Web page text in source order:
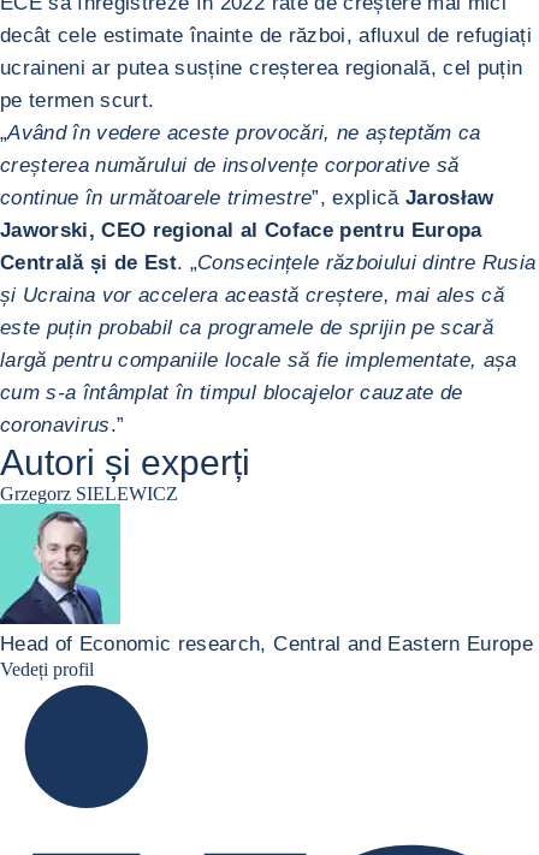
decât cele estimate înainte de război, afluxul de refugiați
ucraineni ar putea susține creșterea regională, cel puțin
pe termen scurt.
„Având în vedere aceste provocări, ne așteptăm ca
creșterea numărului de insolvențe corporative să
continue în următoarele trimestre”, explică Jarosław
Jaworski, CEO regional al Coface pentru Europa
Centrală și de Est. „Consecințele războiului dintre Rusia
și Ucraina vor accelera această creștere, mai ales că
este puțin probabil ca programele de sprijin pe scară
largă pentru companiile locale să fie implementate, așa
cum s-a întâmplat în timpul blocajelor cauzate de
coronavirus.”
Autori și experți
Grzegorz SIELEWICZ
Head of Economic research, Central and Eastern Europe
Vedeți profil